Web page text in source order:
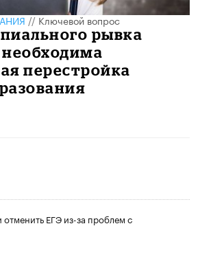
//Ключевой вопрос
рывка
перестройка
ЕГЭ из-за проблем с